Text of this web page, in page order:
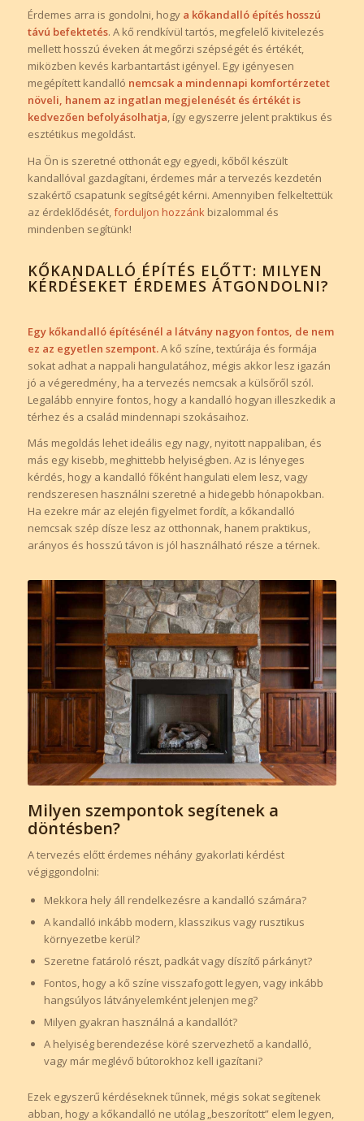
Érdemes arra is gondolni, hogya kőkandalló építés hosszú
távú befektetés. A kő rendkívül tartós, megfelelő kivitelezés
mellett hosszú éveken át megőrzi szépségét és értékét,
miközben kevés karbantartást igényel. Egy igényesen
megépített kandalló nemcsak a mindennapi komfortérzetet
növeli, hanem az ingatlan megjelenését és értékét is
kedvezően befolyásolhatja, így egyszerre jelent praktikus és
esztétikus megoldást.
Ha Ön is szeretné otthonát egy egyedi, kőből készült
kandallóval gazdagítani, érdemes már a tervezés kezdetén
szakértő csapatunk segítségét kérni. Amennyiben felkeltettük
az érdeklődését, forduljon hozzánk bizalommal és
mindenben segítünk!
KŐKANDALLÓ ÉPÍTÉS ELŐTT: MILYEN
KÉRDÉSEKET ÉRDEMES ÁTGONDOLNI?
Egy kőkandalló építésénél a látvány nagyon fontos, de nem
ez az egyetlen szempont.A kő színe, textúrája és formája
sokat adhat a nappali hangulatához, mégis akkor lesz igazán
jó a végeredmény, ha a tervezés nemcsak a külsőről szól.
Legalább ennyire fontos, hogy a kandalló hogyan illeszkedik a
térhez és a család mindennapi szokásaihoz.
Más megoldás lehet ideális egy nagy, nyitott nappaliban, és
más egy kisebb, meghittebb helyiségben. Az is lényeges
kérdés, hogy a kandalló főként hangulati elem lesz, vagy
rendszeresen használni szeretné a hidegebb hónapokban.
Ha ezekre már az elején figyelmet fordít, a kőkandalló
nemcsak szép dísze lesz az otthonnak, hanem praktikus,
arányos és hosszú távon is jól használható része a térnek.
Milyen szempontok segítenek a
döntésben?
A tervezés előtt érdemes néhány gyakorlati kérdést
végiggondolni:
Mekkora hely áll rendelkezésre a kandalló számára?
A kandalló inkább modern, klasszikus vagy rusztikus
környezetbe kerül?
Szeretne fatároló részt, padkát vagy díszítő párkányt?
Fontos, hogy a kő színe visszafogott legyen, vagy inkább
hangsúlyos látványelemként jelenjen meg?
Milyen gyakran használná a kandallót?
A helyiség berendezése köré szervezhető a kandalló,
vagy már meglévő bútorokhoz kell igazítani?
Ezek egyszerű kérdéseknek tűnnek, mégis sokat segítenek
abban, hogy a kőkandalló ne utólag „beszorított” elem legyen,